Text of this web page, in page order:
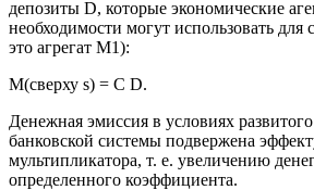
депозиты D, которые экономические
необходимости могут использовать для
это агрегат М1):
M(сверху s) = C D.
Денежная эмиссия в условиях
банковской системы подвержена
мультипликатора, т. е. увеличению
определенного коэффициента.